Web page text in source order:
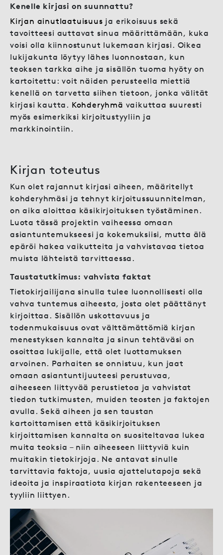
Kenelle kirjasi on suunnattu?
Kirjan ainutlaatuisuus ja erikoisuus sekä
tavoitteesi auttavat sinua määrittämään, kuka
voisi olla kiinnostunut lukemaan kirjasi. Oikea
lukijakunta löytyy lähes luonnostaan, kun
teoksen tarkka aihe ja sisällön tuoma hyöty on
kartoitettu: voit näiden perusteella miettiä
kenellä on tarvetta siihen tietoon, jonka välität
kirjasi kautta. Kohderyhmä vaikuttaa suuresti
myös esimerkiksi kirjoitustyyliin ja
markkinointiin.
Kirjan toteutus
Kun olet rajannut kirjasi aiheen, määritellyt
kohderyhmäsi ja tehnyt kirjoitussuunnitelman,
on aika aloittaa käsikirjoituksen työstäminen.
Luota tässä projektin vaiheessa omaan
asiantuntemukseesi ja kokemuksiisi, mutta älä
epäröi hakea vaikutteita ja vahvistavaa tietoa
muista lähteistä tarvittaessa.
Taustatutkimus: vahvista faktat
Tietokirjailijana sinulla tulee luonnollisesti olla
vahva tuntemus aiheesta, josta olet päättänyt
kirjoittaa. Sisällön uskottavuus ja
todenmukaisuus ovat välttämättömiä kirjan
menestyksen kannalta ja sinun tehtäväsi on
osoittaa lukijalle, että olet luottamuksen
arvoinen. Parhaiten se onnistuu, kun jaat
omaan asiantuntijuuteesi perustuvaa,
aiheeseen liittyvää perustietoa ja vahvistat
tiedon tutkimusten, muiden teosten ja faktojen
avulla. Sekä aiheen ja sen taustan
kartoittamisen että käsikirjoituksen
kirjoittamisen kannalta on suositeltavaa lukea
muita teoksia – niin aiheeseen liittyviä kuin
muitakin tietokirjoja. Ne antavat sinulle
tarvittavia faktoja, uusia ajattelutapoja sekä
ideoita ja inspiraatiota kirjan rakenteeseen ja
tyyliin liittyen.